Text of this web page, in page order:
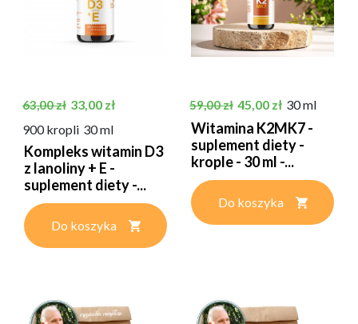
Cena podstawowa
63,00 zł Cena
33,00 zł
900 kropli 30 ml
Kompleks witamin D3
z lanoliny + E -
suplement diety -...
Do koszyka
Cena podstawowa
59,00 zł Cena
45,00 zł 30 ml
Witamina K2MK7 -
suplement diety -
krople - 30 ml -...
Do koszyka